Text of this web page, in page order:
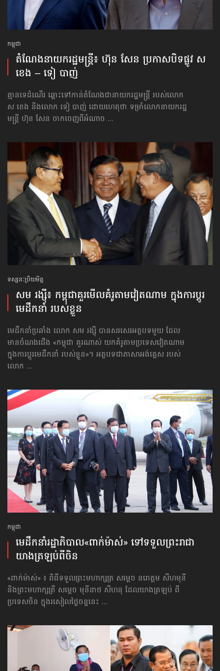
កម្ពុជា
តំណែង​នាយករដ្ឋមន្ត្រី៖ ហ៊ុន សែន ប្រកាសបិទផ្លូវ ស
ខេង – ទៀ បាញ់
គ្មានទេដំណើរ ឆ្ពោះទៅកាន់តំណែងជានាយករដ្ឋមន្ត្រី របស់លោក
ស ខេង និងលោក ទៀ បាញ់ ដោយហេតុថា ទម្រាំលោក​នាយករដ្ឋ
មន្ត្រី ហ៊ុន សែន ចាកចេញពីអំណាច ...
ទស្សនៈប្រិយមិត្ត
សម រង្ស៊ី៖ កម្ពុជាគួរមើលគំរូ​តាម​វៀតណាម ក្នុង​ការប្តូរ​
មេដឹកនាំ របស់​ខ្លួន
មេដឹកនាំប្រឆាំង លោក សម រង្ស៊ី បានសរសេរអត្ថបទមួយ ដែល
មានចំណងជើង «កម្ពុជា គួរណាស់ យកគំរូតាមប្រទេសវៀតណាម
ក្នុង​ការប្តូរ​មេដឹកនាំ របស់ខ្លួន»។ អត្ថបទជាភាសាអង់គ្លេស របស់
លោក ...
កម្ពុជា
មេដឹកនាំរដ្ឋាភិបាល«ពាក់ម៉ាស់» ទៅ​ទទួល​ព្រះរាជា​
យាង​ត្រឡប់​ពីចិន
«ពាក់ម៉ាស់» ៖ ពិធីទទួលព្រះមហាក្សត្រ សម្ដេច នរោត្ដម សីហមុនី
និងព្រះមហាក្សត្រី សម្ដេច មុនីនាថ សីហនុ ដែលយាងត្រឡប់ ពី
ប្រទេសចិន ក្នុងរសៀលថ្ងៃចន្ទនេះ ...